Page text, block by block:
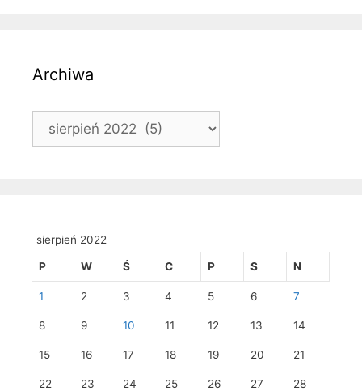
Archiwa
Archiwa
sierpień 2022
P W Ś C P S N
1 2 3 4 5 6 7
8 9 10 11 12 13 14
15 16 17 18 19 20 21
22 23 24 25 26 27 28